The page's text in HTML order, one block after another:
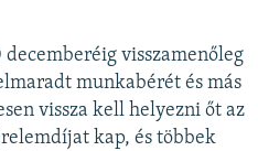
visszamenőleg
munkabérét és más
vissza kell helyezni őt az
kap, és többek